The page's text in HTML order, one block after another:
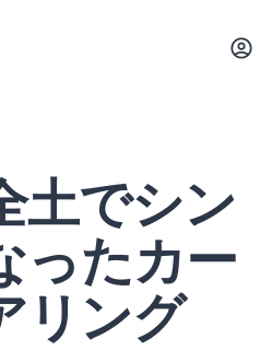
土でシン
ったカー
リング